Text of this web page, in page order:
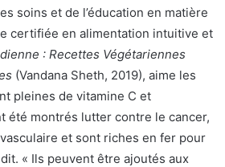
soins et de l’éducation en matière
certifiée en alimentation intuitive et
: Recettes Végétariennes
(Vandana Sheth, 2019), aime les
pleines de vitamine C et
été montrés lutter contre le cancer,
et sont riches en fer pour
« Ils peuvent être ajoutés aux